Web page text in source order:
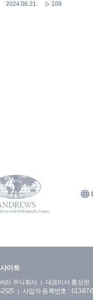
2024.06.21 108
이트
리 주식회사
대표이사 홍성완
2525
사업자 등록번호 : 613-87-